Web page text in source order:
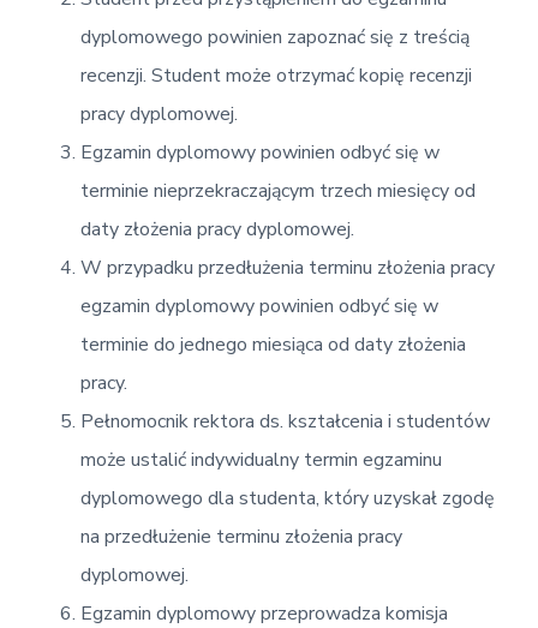
dyplomowego powinien zapoznać się z treścią
recenzji. Student może otrzymać kopię recenzji
pracy dyplomowej.
Egzamin dyplomowy powinien odbyć się w
terminie nieprzekraczającym trzech miesięcy od
daty złożenia pracy dyplomowej.
W przypadku przedłużenia terminu złożenia pracy
egzamin dyplomowy powinien odbyć się w
terminie do jednego miesiąca od daty złożenia
pracy.
Pełnomocnik rektora ds. kształcenia i studentów
może ustalić indywidualny termin egzaminu
dyplomowego dla studenta, który uzyskał zgodę
na przedłużenie terminu złożenia pracy
dyplomowej.
Egzamin dyplomowy przeprowadza komisja